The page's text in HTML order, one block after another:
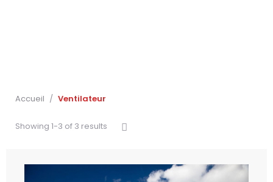
Accueil / Ventilateur
Showing 1-3 of 3 results